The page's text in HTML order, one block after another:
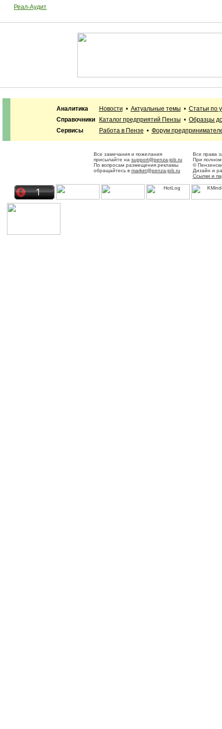
Реал-Аудит
Аналитика Новости • Актуальные темы • Статьи по
Справочники
Каталог предприятий Пензы • Образцы
Сервисы
Работа в Пензе • Форум
Все замечания и пожелания
присылайте на support@penza-job.ru
По вопросам размещения рекламы
обращайтесь в market@penza-job.ru
Все права
При полном
©
Дизайн и
Ссылки и